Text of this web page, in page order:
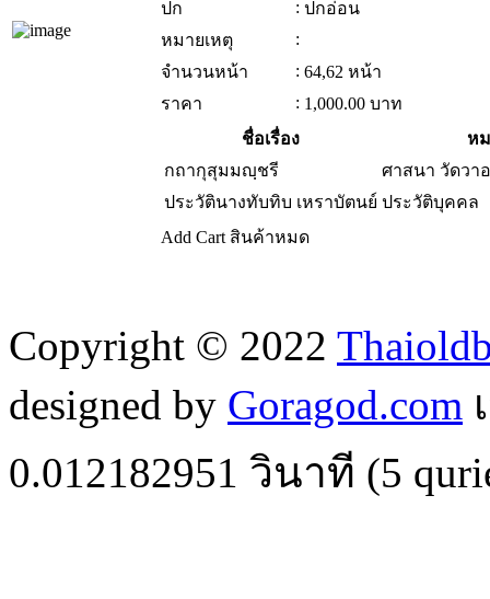
ปก
: ปกอ่อน
หมายเหตุ
:
จำนวนหน้า
: 64,62 หน้า
ราคา
: 1,000.00 บาท
ชื่อเรื่อง
ห
กถากุสุมมญฺชรี
ศาสนา วัดวา
ประวัตินางทับทิบ เหราบัตนย์ ประวัติบุคคล
Add Cart สินค้าหมด
Copyright © 2022
designed by Goragod.com
0.012182951 วินาที (5